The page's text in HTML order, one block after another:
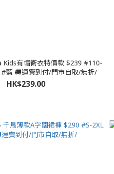
Kids有帽衛衣特價款 $239 #110-
藍 🚚運費到付/門市自取/無折/
HK$239.00